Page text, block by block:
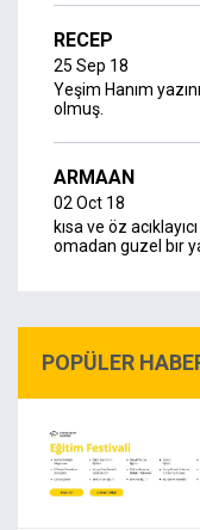
RECEP
25 Sep 18
Yeşim Hanım
olmuş.
ARMAAN
02 Oct 18
kısa ve öz
omadan guzel bır
POPÜLER